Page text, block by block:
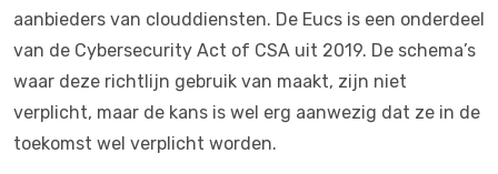
aanbieders van clouddiensten. De Eucs is een onderdeel
van de Cybersecurity Act of CSA uit 2019. De schema’s
waar deze richtlijn gebruik van maakt, zijn niet
verplicht, maar de kans is wel erg aanwezig dat ze in de
toekomst wel verplicht worden.